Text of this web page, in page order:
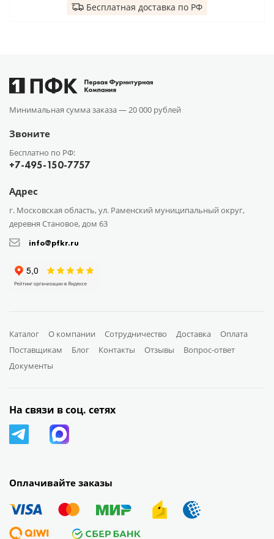
Бесплатная доставка по РФ
Минимальная сумма заказа — 20 000 рублей
Звоните
Бесплатно по РФ:
+7-495-150-7757
Адрес
г. Московская область, ул. Раменский муниципальный округ,
деревня Становое, дом 63
info@pfkr.ru
Каталог О компании Сотрудничество Доставка
Оплата
Поставщикам
Блог Контакты Отзывы
Вопрос-ответ
Документы
Оплачивайте заказы
На связи в соц. сетях